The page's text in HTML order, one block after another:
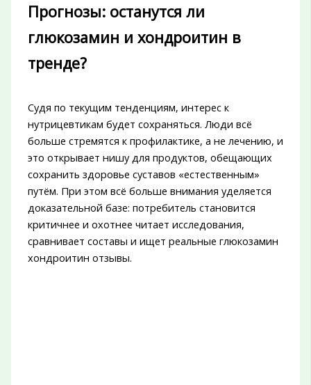
Прогнозы: останутся ли
глюкозамин и хондроитин в
тренде?
Судя по текущим тенденциям, интерес к
нутрицевтикам будет сохраняться. Люди всё
больше стремятся к профилактике, а не лечению, и
это открывает нишу для продуктов, обещающих
сохранить здоровье суставов «естественным»
путём. При этом всё больше внимания уделяется
доказательной базе: потребитель становится
критичнее и охотнее читает исследования,
сравнивает составы и ищет реальные глюкозамин
хондроитин отзывы.